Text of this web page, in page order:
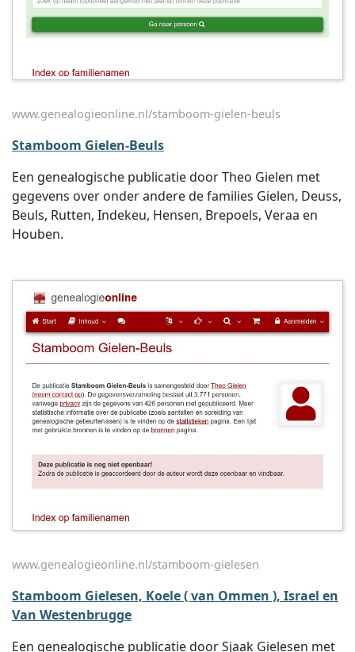
www.genealogieonline.nl/stamboom-gielen-beuls
Stamboom Gielen-Beuls
Een genealogische publicatie door Theo Gielen met
gegevens over onder andere de families Gielen, Deuss,
Beuls, Rutten, Indekeu, Hensen, Brepoels, Veraa en
Houben.
www.genealogieonline.nl/stamboom-gielesen
Stamboom Gielesen, Koele ( van Ommen ), Israel en
Van Westenbrugge
Een genealogische publicatie door Sjaak Gielesen met